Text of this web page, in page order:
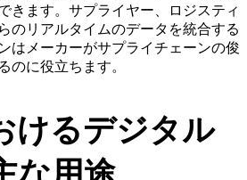
きます。サプライヤー、ロジスティ
のリアルタイムのデータを統合する
はメーカーがサプライチェーンの俊
のに役立ちます。
けるデジタル